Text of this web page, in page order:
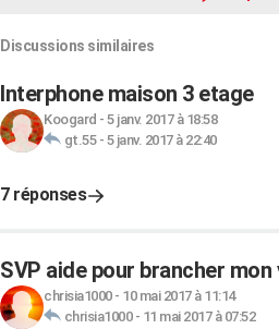
Discussions similaires
Interphone maison 3 etage
Koogard - 5 janv. 2017 à 18:58
gt.55- 5 janv. 2017 à 22:40
7 réponses
SVP aide pour brancher
chrisia1000- 10 mai 2017 à 11:14
chrisia1000- 11 mai 2017 à 07:52